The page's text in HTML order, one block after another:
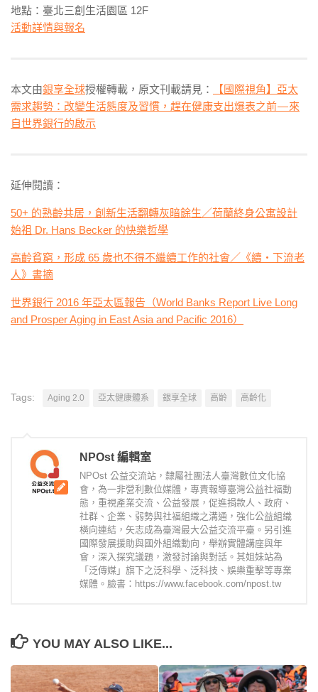
地點：臺北三創生活園區 12F
活動詳情與報名
本文由銀享全球授權轉載，原文刊載請見：
【國際視角】亞太
需求趨勢：改變生活態度及習慣，趕在健康支出爆表之前 — 來
自世界銀行的啟示
延伸閱讀：
50+ 的熟齡共居，創新生活翻轉灰暗餘生／荷蘭終身公寓設計
始祖 Dr. Hans Becker 的快樂哲學
高齡貧窮，形成 65 歲也不得不繼續工作的社會／《續・下流老
人》書摘
世界銀行 2016 年亞太區報告（World Banks Report Live Long
and Prosper Aging in East Asia and Pacific 2016）
Tags: Aging 2.0 亞太健康體系 銀享全球 高齡 高齡化
NPOst 編輯室
NPOst 公益交流站，隸屬社團法人臺灣數位文化協
會，為一非營利數位媒體，專責報導臺灣公益社福動
態，重視產業交流、公益發展，促進捐款人、政府、
社群、企業、弱勢與社福組織之溝通，強化公益組織
橫向連結，矢志成為臺灣最大公益交流平臺。另引進
國際發展援助與國外組織動向，舉辦實體講座與年
會，深入探究議題，激發討論與對話。其姐妹站為
「泛傳媒」旗下之泛科學、泛科技、娛樂重擊等專業
媒體。臉書：https://www.facebook.com/npost.tw
YOU MAY ALSO LIKE...